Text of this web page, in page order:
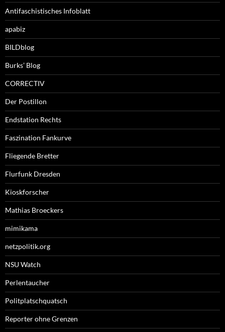
Antifaschistisches Infoblatt
apabiz
BILDblog
Burks’ Blog
CORRECTIV
Der Postillon
Endstation Rechts
Faszination Fankurve
Fliegende Bretter
Flurfunk Dresden
Kioskforscher
Mathias Broeckers
mimikama
netzpolitik.org
NSU Watch
Perlentaucher
Politplatschquatsch
Reporter ohne Grenzen